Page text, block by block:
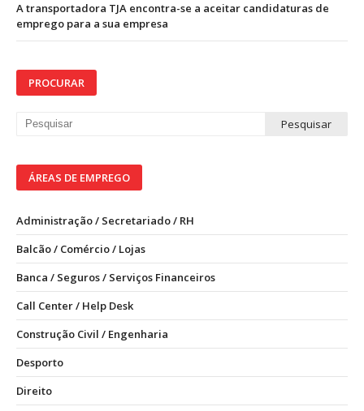
A transportadora TJA encontra-se a aceitar candidaturas de
emprego para a sua empresa
PROCURAR
ÁREAS DE EMPREGO
Administração / Secretariado / RH
Balcão / Comércio / Lojas
Banca / Seguros / Serviços Financeiros
Call Center / Help Desk
Construção Civil / Engenharia
Desporto
Direito